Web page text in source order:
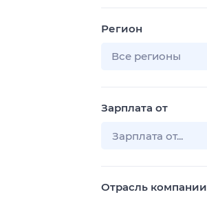
Регион
Все регионы
Зарплата от
Отрасль компании